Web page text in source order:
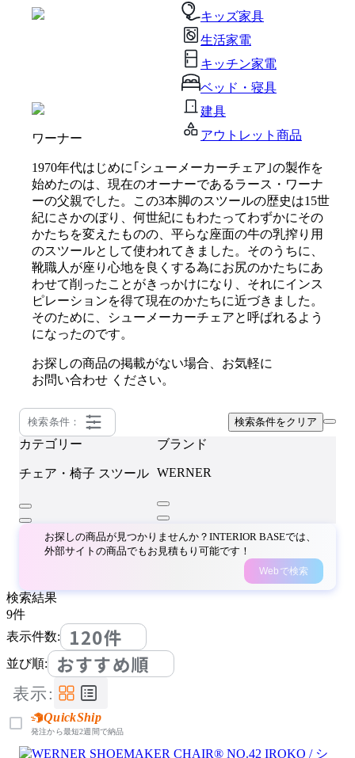
キッズ家具
生活家電
キッチン家電
ベッド・寝具
建具
アウトレット商品
ワーナー
1970年代はじめに｢シューメーカーチェア｣の製作を
始めたのは、現在のオーナーであるラース・ワーナ
ーの父親でした。この3本脚のスツールの歴史は15世
紀にさかのぼり、何世紀にもわたってわずかにその
かたちを変えたものの、平らな座面の牛の乳搾り用
のスツールとして使われてきました。そのうちに、
靴職人が座り心地を良くする為にお尻のかたちにあ
わせて削ったことがきっかけになり、それにインス
ピレーションを得て現在のかたちに近づきました。
そのために、シューメーカーチェアと呼ばれるよう
になったのです。
お探しの商品の掲載がない場合、お気軽に
お問い合わせ ください。
検索条件： 検索条件をクリア
カテゴリー
チェア・椅子 スツール
ブランド
WERNER
お探しの商品が見つかりませんか？INTERIOR BASEでは、
外部サイトの商品でもお見積もり可能です！
Webで検索
検索結果
9件
表示件数:
120件
並び順: おすすめ順
表示:
QuickShip
発注から最短2週間で納品